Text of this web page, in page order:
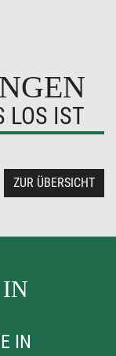
LOS IST
ZUR ÜBERSICHT
IN